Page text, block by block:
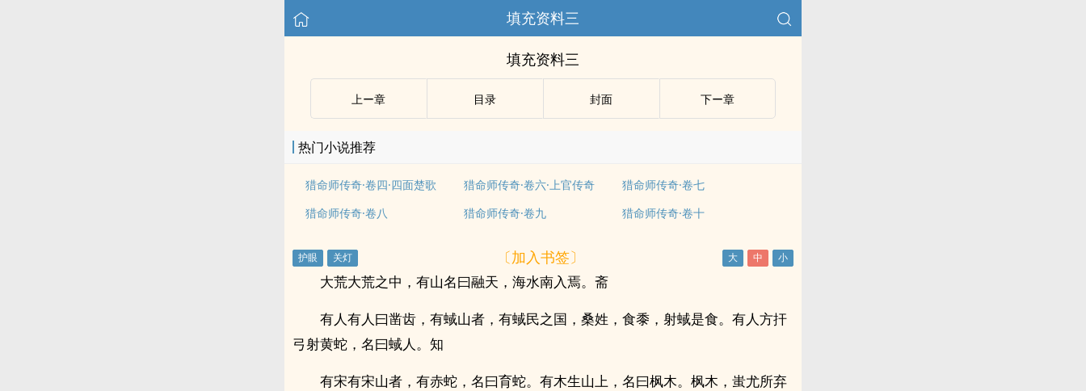
填充资料三
填充资料三
上ー章 目录 封面 下ー章
热门小说推荐
猎命师传奇·卷四·四面楚歌 猎命师传奇·卷六·上官传奇
猎命师传奇·卷七
猎命师传奇·卷八
猎命师传奇·卷九 猎命师传奇·卷十
〔加入书签〕
大荒大荒之中，有山名曰融天，海水南入焉。斋
有人有人曰凿齿，有蜮山者，有蜮民之国，桑姓，食黍，射蜮是食。有人方扞
弓射黄蛇，名曰蜮人。知
有宋有宋山者，有赤蛇，名曰育蛇。有木生山上，名曰枫木。枫木，蚩尤所弃